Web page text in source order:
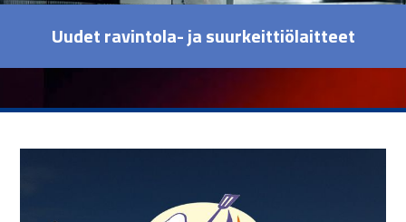
Uudet ravintola- ja suurkeittiölaitteet